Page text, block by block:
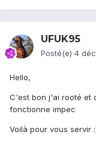
UFUK95
Posté(e) 4
Hello,
C'est bon j'ai rooté et
fonctionne impec
Voilà pour vous servir